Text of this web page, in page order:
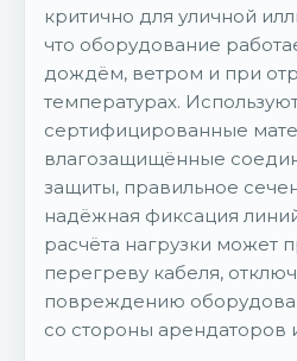
критично для уличной
что оборудование
дождём, ветром и при
температурах.
сертифицированные
влагозащищённые
защиты, правильное
надёжная фиксация
расчёта нагрузки может
перегреву кабеля,
повреждению
со стороны арендаторов